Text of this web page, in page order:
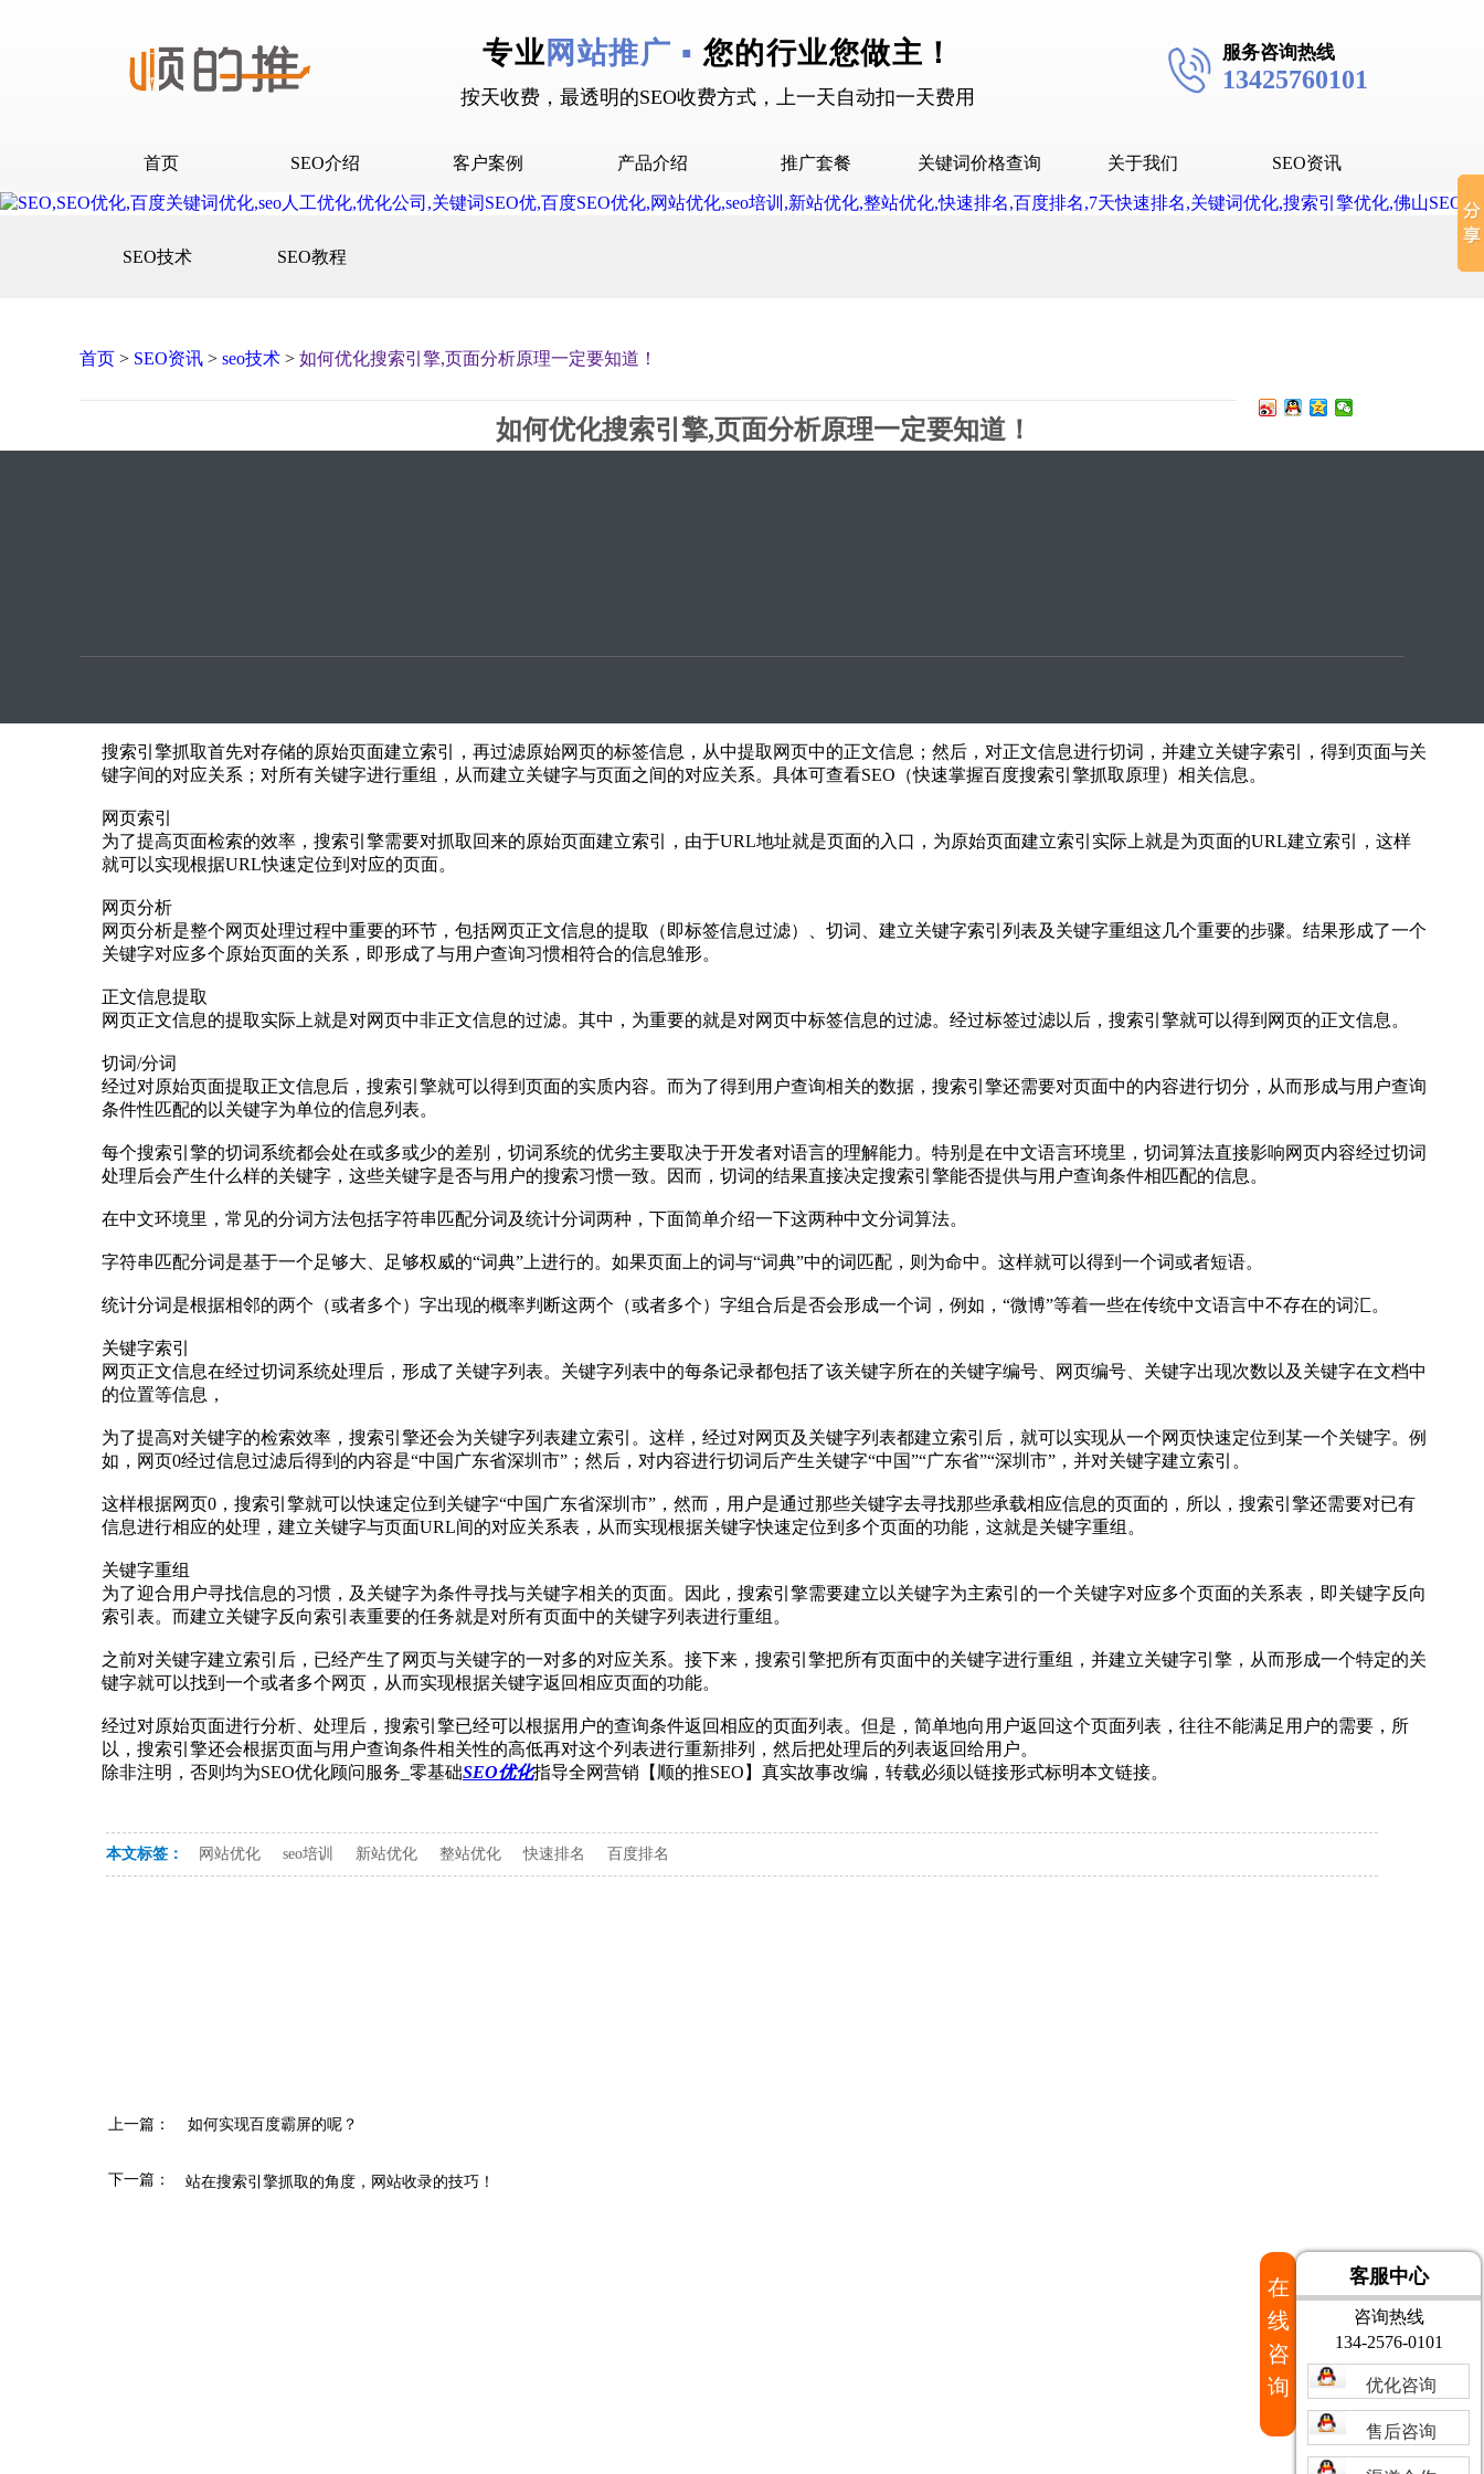
专业 网站推广 ▪ 您的行业您做主！
按天收费，最透明的SEO收费方式，上一天自动扣一天费用
服务咨询热线
13425760101
首页 SEO介绍
合作流程
客户案例
网站建设案例
产品介绍 推广套餐 关键词价格查询 关于我们 SEO资讯
SEO技术 SEO教程
首页 > SEO资讯 > seo技术 > 如何优化搜索引擎,页面分析原理一定要知道！
如何优化搜索引擎,页面分析原理一定要知道！
搜索引擎抓取首先对存储的原始页面建立索引，再过滤原始网页的标签信息，从中提取网页中的正文信息；然后，对正文信息进行切词，并建立关键字索引，得到页面与关
键字间的对应关系；对所有关键字进行重组，从而建立关键字与页面之间的对应关系。具体可查看SEO（快速掌握百度搜索引擎抓取原理）相关信息。
网页索引
为了提高页面检索的效率，搜索引擎需要对抓取回来的原始页面建立索引，由于URL地址就是页面的入口，为原始页面建立索引实际上就是为页面的URL建立索引，这样
就可以实现根据URL快速定位到对应的页面。
网页分析
网页分析是整个网页处理过程中重要的环节，包括网页正文信息的提取（即标签信息过滤）、切词、建立关键字索引列表及关键字重组这几个重要的步骤。结果形成了一个
关键字对应多个原始页面的关系，即形成了与用户查询习惯相符合的信息雏形。
正文信息提取
网页正文信息的提取实际上就是对网页中非正文信息的过滤。其中，为重要的就是对网页中标签信息的过滤。经过标签过滤以后，搜索引擎就可以得到网页的正文信息。
切词/分词
经过对原始页面提取正文信息后，搜索引擎就可以得到页面的实质内容。而为了得到用户查询相关的数据，搜索引擎还需要对页面中的内容进行切分，从而形成与用户查询
条件性匹配的以关键字为单位的信息列表。
每个搜索引擎的切词系统都会处在或多或少的差别，切词系统的优劣主要取决于开发者对语言的理解能力。特别是在中文语言环境里，切词算法直接影响网页内容经过切词
处理后会产生什么样的关键字，这些关键字是否与用户的搜索习惯一致。因而，切词的结果直接决定搜索引擎能否提供与用户查询条件相匹配的信息。
在中文环境里，常见的分词方法包括字符串匹配分词及统计分词两种，下面简单介绍一下这两种中文分词算法。
字符串匹配分词是基于一个足够大、足够权威的“词典”上进行的。如果页面上的词与“词典”中的词匹配，则为命中。这样就可以得到一个词或者短语。
统计分词是根据相邻的两个（或者多个）字出现的概率判断这两个（或者多个）字组合后是否会形成一个词，例如，“微博”等着一些在传统中文语言中不存在的词汇。
关键字索引
网页正文信息在经过切词系统处理后，形成了关键字列表。关键字列表中的每条记录都包括了该关键字所在的关键字编号、网页编号、关键字出现次数以及关键字在文档中
的位置等信息，
为了提高对关键字的检索效率，搜索引擎还会为关键字列表建立索引。这样，经过对网页及关键字列表都建立索引后，就可以实现从一个网页快速定位到某一个关键字。例
如，网页0经过信息过滤后得到的内容是“中国广东省深圳市”；然后，对内容进行切词后产生关键字“中国”“广东省”“深圳市”，并对关键字建立索引。
这样根据网页0，搜索引擎就可以快速定位到关键字“中国广东省深圳市”，然而，用户是通过那些关键字去寻找那些承载相应信息的页面的，所以，搜索引擎还需要对已有
信息进行相应的处理，建立关键字与页面URL间的对应关系表，从而实现根据关键字快速定位到多个页面的功能，这就是关键字重组。
关键字重组
为了迎合用户寻找信息的习惯，及关键字为条件寻找与关键字相关的页面。因此，搜索引擎需要建立以关键字为主索引的一个关键字对应多个页面的关系表，即关键字反向
索引表。而建立关键字反向索引表重要的任务就是对所有页面中的关键字列表进行重组。
之前对关键字建立索引后，已经产生了网页与关键字的一对多的对应关系。接下来，搜索引擎把所有页面中的关键字进行重组，并建立关键字引擎，从而形成一个特定的关
键字就可以找到一个或者多个网页，从而实现根据关键字返回相应页面的功能。
经过对原始页面进行分析、处理后，搜索引擎已经可以根据用户的查询条件返回相应的页面列表。但是，简单地向用户返回这个页面列表，往往不能满足用户的需要，所
以，搜索引擎还会根据页面与用户查询条件相关性的高低再对这个列表进行重新排列，然后把处理后的列表返回给用户。
除非注明，否则均为SEO优化顾问服务_零基础SEO优化指导全网营销【顺的推SEO】真实故事改编，转载必须以链接形式标明本文链接。
本文标签： 网站优化 seo培训 新站优化 整站优化 快速排名 百度排名
上一篇： 如何实现百度霸屏的呢？
下一篇： 站在搜索引擎抓取的角度，网站收录的技巧！
在
线
咨
询
客服中心
咨询热线
134-2576-0101
优化咨询
售后咨询